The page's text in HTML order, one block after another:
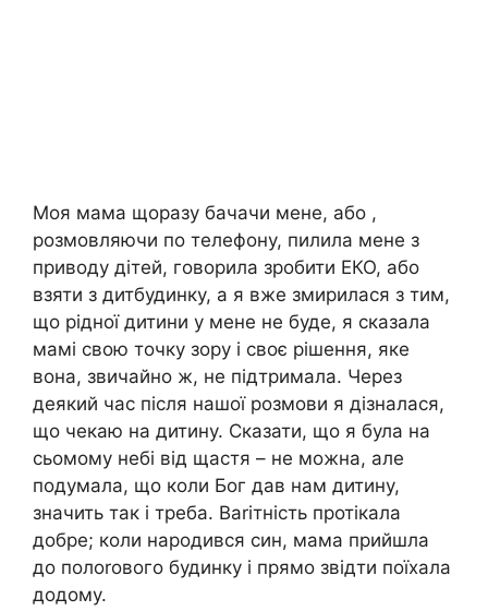
Моя мама щоразу бачачи мене, або ,
розмовляючи по телефону, пилила мене з
приводу дітей, говорила зробити ЕКО, або
взяти з дитбудинку, а я вже змирилася з тим,
що рідної дитини у мене не буде, я сказала
мамі свою точку зору і своє рішення, яке
вона, звичайно ж, не підтримала. Через
деякий час після нашої розмови я дізналася,
що чекаю на дитину. Сказати, що я була на
сьомому небі від щастя – не можна, але
подумала, що коли Бог дав нам дитину,
значить так і треба. Ваrітність протікала
добре; коли народився син, мама прийшла
до полоrового будинку і прямо звідти поїхала
додому.